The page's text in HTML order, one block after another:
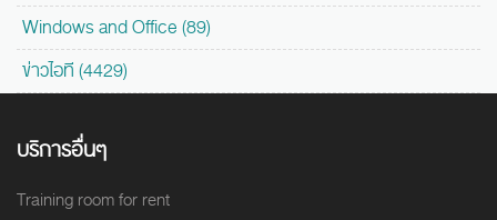
Windows and Office (89)
ข่าวไอที (4429)
บริการอื่นๆ
Training room for rent